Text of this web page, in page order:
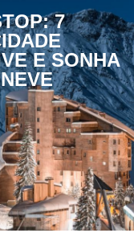
7
E SONHA